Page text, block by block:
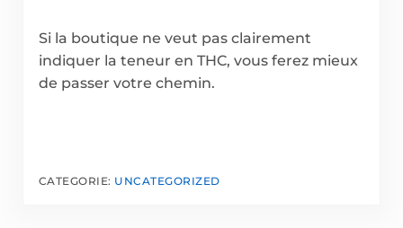
Si la boutique ne veut pas clairement
indiquer la teneur en THC, vous ferez mieux
de passer votre chemin.
CATEGORIE: UNCATEGORIZED